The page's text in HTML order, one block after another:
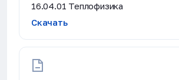
16.04.01 Теплофизика
Скачать